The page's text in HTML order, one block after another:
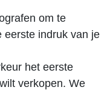
om te
eerste indruk van je
het eerste
verkopen. We